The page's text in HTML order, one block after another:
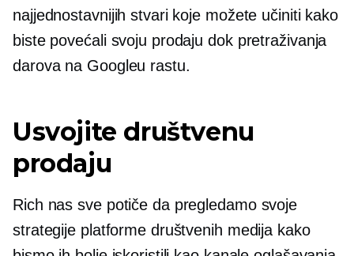
najjednostavnijih stvari koje možete učiniti kako
biste povećali svoju prodaju dok pretraživanja
darova na Googleu rastu.
Usvojite društvenu
prodaju
Rich nas sve potiče da pregledamo svoje
strategije platforme društvenih medija kako